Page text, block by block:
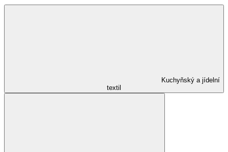
Kuchyňský a jídelní
textil